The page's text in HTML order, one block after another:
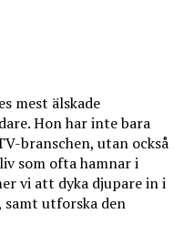
mest älskade
Hon har inte bara
branschen, utan också
som ofta hamnar i
vi att dyka djupare in i
samt utforska den